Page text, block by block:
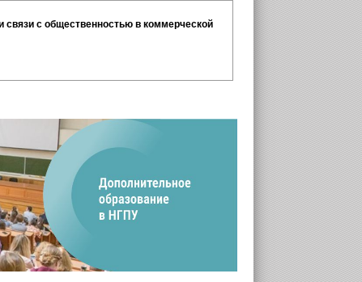
с общественностью в коммерческой